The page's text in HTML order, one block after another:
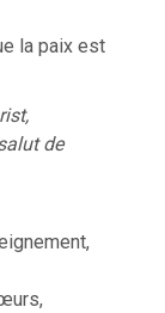
la paix est
de